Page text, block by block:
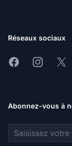
Réseaux sociaux
FacebookInstagram
X
Abonnez-vous à
Adresse e-mail